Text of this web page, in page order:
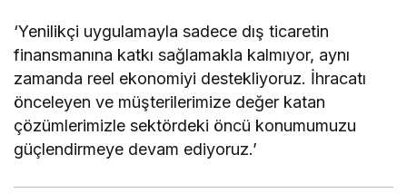
‘Yenilikçi uygulamayla sadece dış ticaretin
finansmanına katkı sağlamakla kalmıyor, aynı
zamanda reel ekonomiyi destekliyoruz. İhracatı
önceleyen ve müşterilerimize değer katan
çözümlerimizle sektördeki öncü konumumuzu
güçlendirmeye devam ediyoruz.’